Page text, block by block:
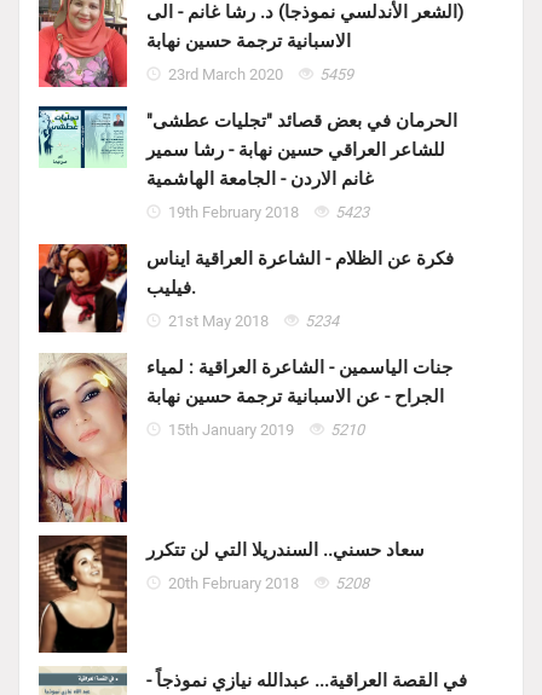
(الشعر الأندلسي نموذجا) د. رشا غانم - الى
الاسبانية ترجمة حسين نهابة
23rd March 2020 5459
الحرمان في بعض قصائد "تجليات عطشى"
للشاعر العراقي حسين نهابة - رشا سمير
غانم الاردن - الجامعة الهاشمية
19th February 2018 5423
فكرة عن الظلام - الشاعرة العراقية ايناس
فيليب.
21st May 2018 5234
جنات الياسمين - الشاعرة العراقية : لمياء
الجراح - عن الاسبانية ترجمة حسين نهابة
15th January 2019 5210
سعاد حسني.. السندريلا التي لن تتكرر
20th February 2018 5208
في القصة العراقية... عبدالله نيازي نموذجاً -